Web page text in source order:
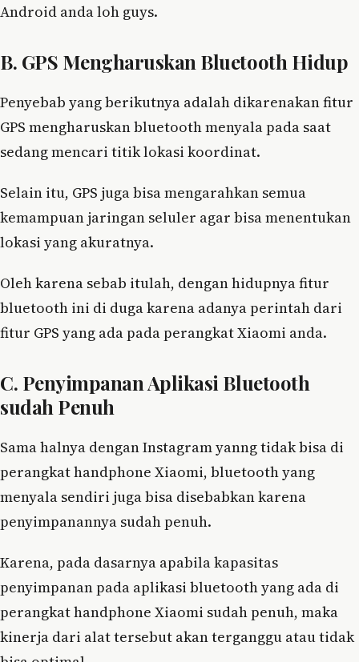
Android anda loh guys.
B. GPS Mengharuskan Bluetooth Hidup
Penyebab yang berikutnya adalah dikarenakan fitur
GPS mengharuskan bluetooth menyala pada saat
sedang mencari titik lokasi koordinat.
Selain itu, GPS juga bisa mengarahkan semua
kemampuan jaringan seluler agar bisa menentukan
lokasi yang akuratnya.
Oleh karena sebab itulah, dengan hidupnya fitur
bluetooth ini di duga karena adanya perintah dari
fitur GPS yang ada pada perangkat Xiaomi anda.
C. Penyimpanan Aplikasi Bluetooth
sudah Penuh
Sama halnya dengan Instagram yanng tidak bisa di
perangkat handphone Xiaomi, bluetooth yang
menyala sendiri juga bisa disebabkan karena
penyimpanannya sudah penuh.
Karena, pada dasarnya apabila kapasitas
penyimpanan pada aplikasi bluetooth yang ada di
perangkat handphone Xiaomi sudah penuh, maka
kinerja dari alat tersebut akan terganggu atau tidak